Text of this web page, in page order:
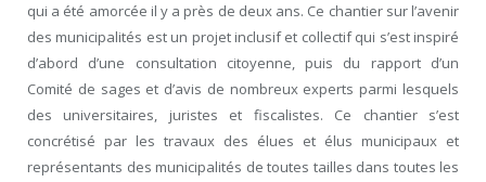
qui a été amorcée il y a près de deux ans. Ce chantier sur l’avenir
des municipalités est un projet inclusif et collectif qui s’est inspiré
d’abord d’une consultation citoyenne, puis du rapport d’un
Comité de sages et d’avis de nombreux experts parmi lesquels
des universitaires, juristes et fiscalistes. Ce chantier s’est
concrétisé par les travaux des élues et élus municipaux et
représentants des municipalités de toutes tailles dans toutes les